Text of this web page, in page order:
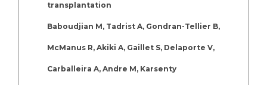
transplantation
Baboudjian M, Tadrist A, Gondran-Tellier B,
McManus R, Akiki A, Gaillet S, Delaporte V,
Carballeira A, Andre M, Karsenty